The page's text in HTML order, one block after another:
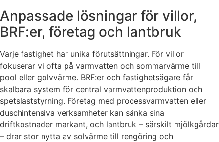
Anpassade lösningar för villor,
BRF:er, företag och lantbruk
Varje fastighet har unika förutsättningar. För villor
fokuserar vi ofta på varmvatten och sommarvärme till
pool eller golvvärme. BRF:er och fastighetsägare får
skalbara system för central varmvattenproduktion och
spetslaststyrning. Företag med processvarmvatten eller
duschintensiva verksamheter kan sänka sina
driftkostnader markant, och lantbruk – särskilt mjölkgårdar
– drar stor nytta av solvärme till rengöring och